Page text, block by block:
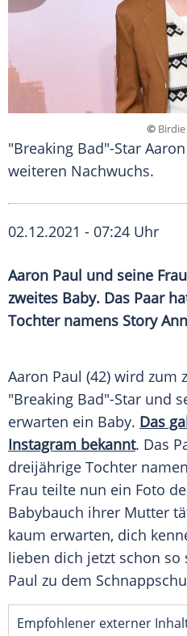
©
"Breaking Bad"-Star
weiteren Nachwuchs.
02.12.2021 - 07:24 Uhr
Aaron Paul und seine
zweites Baby. Das Paar
Tochter namens Story
Aaron Paul (42) wird zum
"Breaking Bad"-Star und
erwarten ein Baby. Das
Instagram bekannt. Das
dreijährige Tochter
Frau teilte nun ein Foto
Babybauch ihrer Mutter
kaum erwarten, dich
lieben dich jetzt schon so
Paul zu dem
Empfohlener externer